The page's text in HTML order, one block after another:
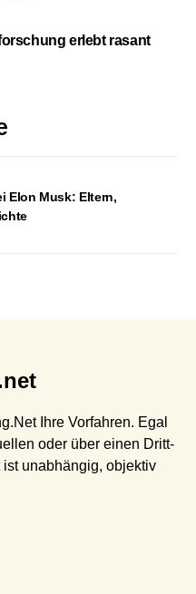
erlebt rasant
Elon Musk: Eltern,
Ihre Vorfahren. Egal
oder über einen Dritt-
unabhängig, objektiv